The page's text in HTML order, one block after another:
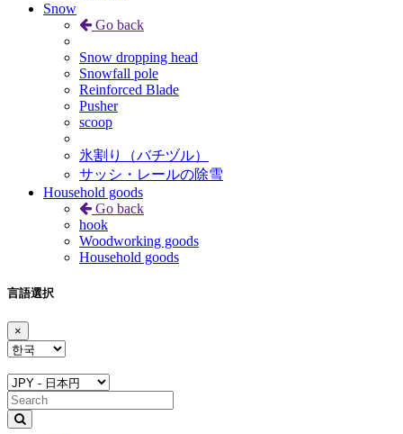
Snow
Go back
Snow dropping head
Snowfall pole
Reinforced Blade
Pusher
scoop
氷割り（バチヅル）
サッシ・レールの除雪
Household goods
Go back
hook
Woodworking goods
Household goods
言語選択
×